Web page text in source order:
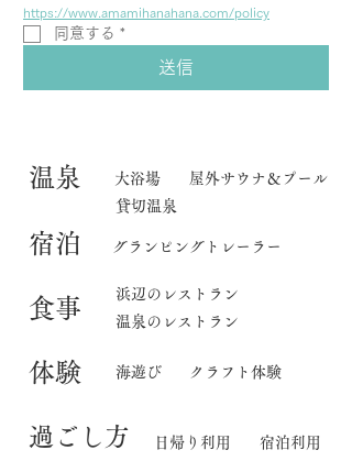
https://www.amamihanahana.com/policy
同意する *
送信
​温泉 大浴場
屋外サウナ＆プール
貸切温泉
宿泊 グランピングトレーラー
食事
​浜辺のレストラン
温泉のレストラン
体験 海遊び クラフト体験
​過ごし方 日帰り利用 宿泊利用